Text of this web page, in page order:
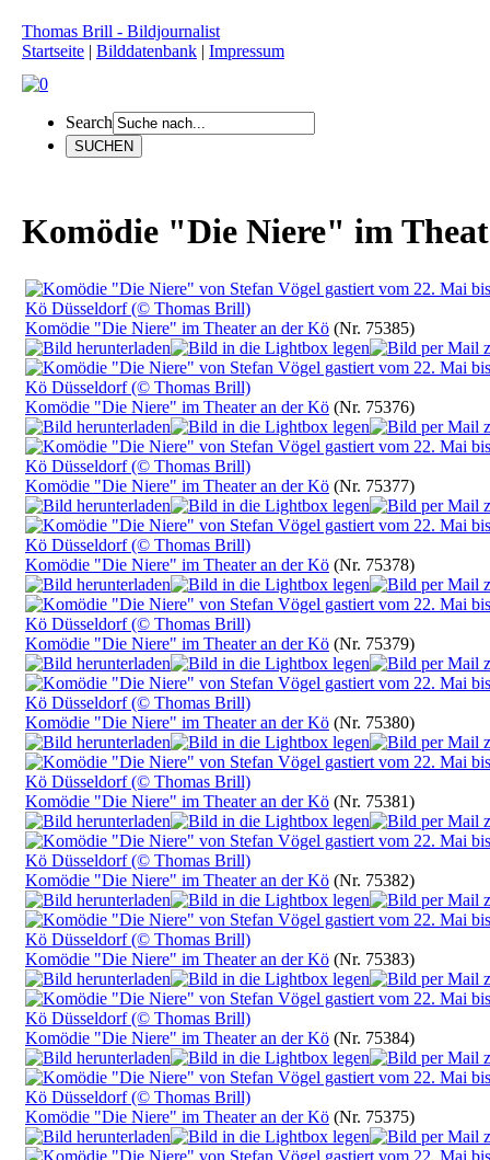
Thomas Brill - Bildjournalist
Startseite | Bilddatenbank | Impressum
Search
Komödie "Die Niere" im
Komödie "Die Niere" im Theater an der Kö (Nr. 75385)
Komödie "Die Niere" im Theater an der Kö (Nr. 75376)
Komödie "Die Niere" im Theater an der Kö (Nr. 75377)
Komödie "Die Niere" im Theater an der Kö (Nr. 75378)
Komödie "Die Niere" im Theater an der Kö (Nr. 75379)
Komödie "Die Niere" im Theater an der Kö (Nr. 75380)
Komödie "Die Niere" im Theater an der Kö (Nr. 75381)
Komödie "Die Niere" im Theater an der Kö (Nr. 75382)
Komödie "Die Niere" im Theater an der Kö (Nr. 75383)
Komödie "Die Niere" im Theater an der Kö (Nr. 75384)
Komödie "Die Niere" im Theater an der Kö (Nr. 75375)